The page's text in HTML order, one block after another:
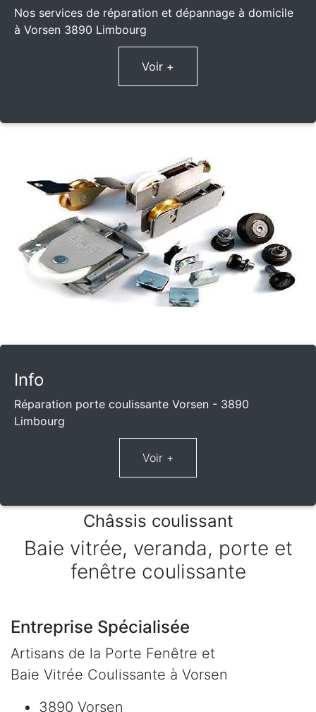
Nos services de réparation et dépannage à domicile
à Vorsen 3890 Limbourg
Voir +
Info
Réparation porte coulissante Vorsen - 3890
Limbourg
Châssis coulissant
Baie vitrée, veranda, porte et
fenêtre coulissante
Entreprise Spécialisée
Artisans de la Porte Fenêtre et
Baie Vitrée Coulissante à Vorsen
3890 Vorsen